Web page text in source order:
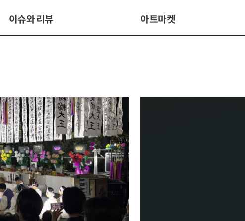
이슈와 리뷰 아트마켓